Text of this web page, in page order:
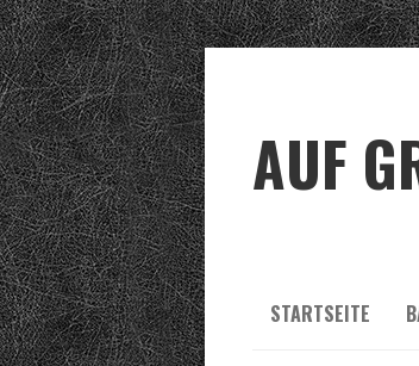
AUF
STARTSEITE